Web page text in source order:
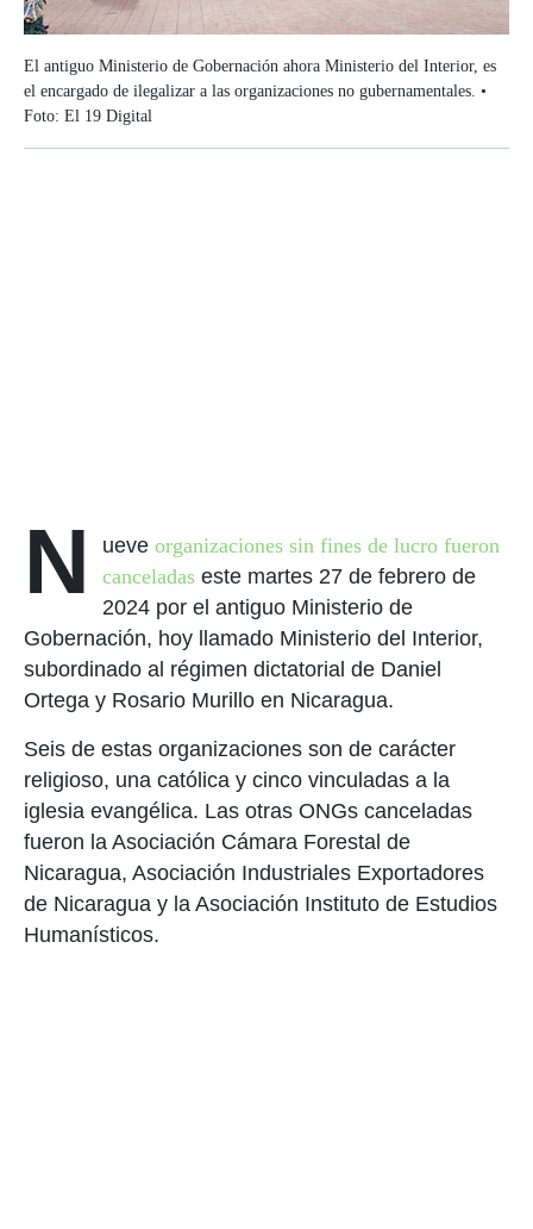
El antiguo Ministerio de Gobernación ahora Ministerio del Interior, es
el encargado de ilegalizar a las organizaciones no gubernamentales. •
Foto: El 19 Digital
N ueve organizaciones sin fines de lucro fueron
canceladas este martes 27 de febrero de
2024 por el antiguo Ministerio de
Gobernación, hoy llamado Ministerio del Interior,
subordinado al régimen dictatorial de Daniel
Ortega y Rosario Murillo en Nicaragua.
Seis de estas organizaciones son de carácter
religioso, una católica y cinco vinculadas a la
iglesia evangélica. Las otras ONGs canceladas
fueron la Asociación Cámara Forestal de
Nicaragua, Asociación Industriales Exportadores
de Nicaragua y la Asociación Instituto de Estudios
Humanísticos.